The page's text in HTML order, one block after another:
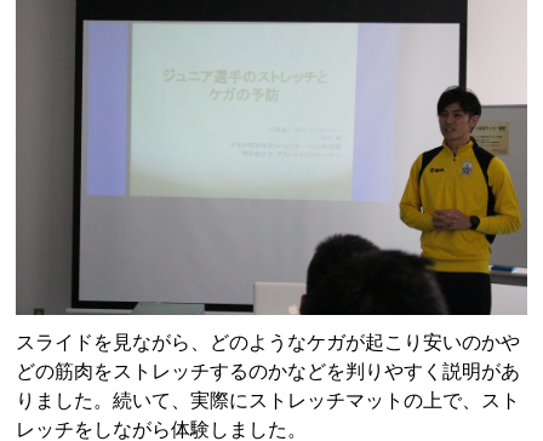
スライドを見ながら、どのようなケガが起こり安いのかや
どの筋肉をストレッチするのかなどを判りやすく説明があ
りました。続いて、実際にストレッチマットの上で、スト
レッチをしながら体験しました。